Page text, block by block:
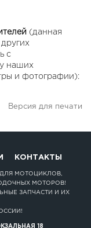
(данная
с
у наших
и фотографии):
Версия для печати
КОНТАКТЫ
МОТОЦИКЛОВ,
МОТОРОВ!
ЗАПЧАСТИ И ИХ
18